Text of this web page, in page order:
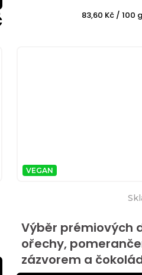
Měrná
83,60 Kč / 100 g
VEGAN
Výběr prémiových
ořechy,
zázvorem a